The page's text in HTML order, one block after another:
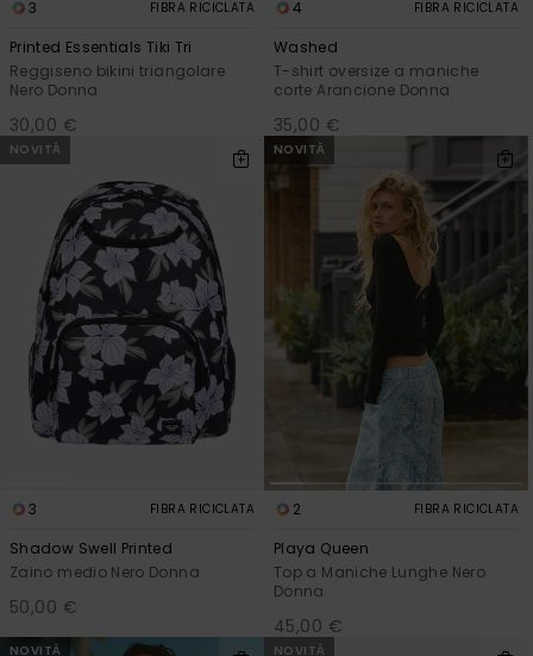
3 FIBRA RICICLATA
Printed Essentials Tiki Tri
Reggiseno bikini triangolare
Nero Donna
30,00 €
4 FIBRA RICICLATA
Washed
T-shirt oversize a maniche
corte Arancione Donna
35,00 €
NOVITÀ
3 FIBRA RICICLATA
Shadow Swell Printed
Zaino medio Nero Donna
50,00 €
NOVITÀ
2 FIBRA RICICLATA
Playa Queen
Top a Maniche Lunghe Nero
Donna
45,00 €
NOVITÀ NOVITÀ